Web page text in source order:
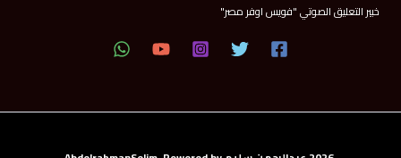
خبير التعليق الصوتي "فويس اوفر مصر"